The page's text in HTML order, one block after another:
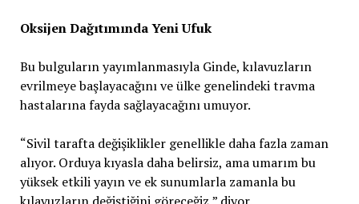
Oksijen Dağıtımında Yeni Ufuk
Bu bulguların yayımlanmasıyla Ginde, kılavuzların
evrilmeye başlayacağını ve ülke genelindeki travma
hastalarına fayda sağlayacağını umuyor.
“Sivil tarafta değişiklikler genellikle daha fazla zaman
alıyor. Orduya kıyasla daha belirsiz, ama umarım bu
yüksek etkili yayın ve ek sunumlarla zamanla bu